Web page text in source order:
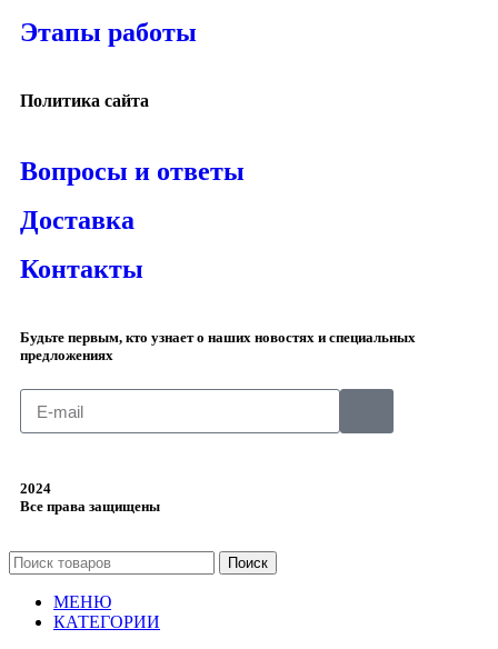
Этапы работы
Политика сайта
Вопросы и ответы
Доставка
Контакты
Будьте первым, кто узнает о наших новостях и специальных
предложениях
2024
Все права защищены
Поиск
МЕНЮ
КАТЕГОРИИ